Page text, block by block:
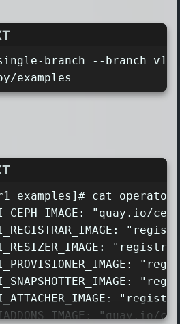
branch --branch
examples
examples]# cat
"quay.io/
"quay.io/